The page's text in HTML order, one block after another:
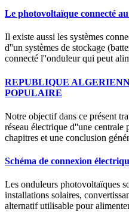
Le photovoltaïque connecté au
Il existe aussi les systèmes
d''un systèmes de stockage
connecté l''onduleur qui peut
REPUBLIQUE
POPULAIRE
Notre objectif dans ce présent
réseau électrique d''une
chapitres et une conclusion
Schéma de connexion
Les onduleurs photovoltaïques
installations solaires,
alternatif utilisable pour